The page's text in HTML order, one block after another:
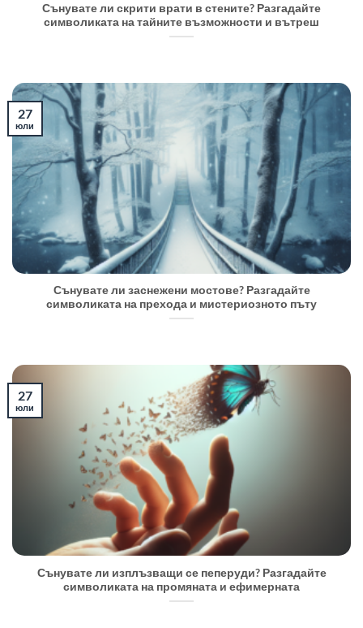
Сънувате ли скрити врати в стените? Разгадайте
символиката на тайните възможности и вътреш
Сънувате ли заснежени мостове? Разгадайте
символиката на прехода и мистериозното пъту
27
юли
Сънувате ли изплъзващи се пеперуди? Разгадайте
символиката на промяната и ефимерната
27
юли